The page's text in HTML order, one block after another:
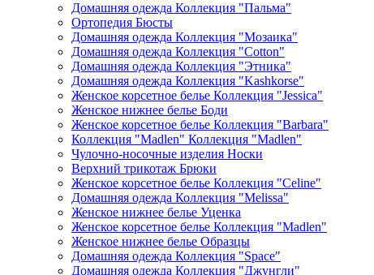
Домашняя одежда Коллекция "Пальма"
Ортопедия Бюсты
Домашняя одежда Коллекция "Мозаика"
Домашняя одежда Коллекция "Cotton"
Домашняя одежда Коллекция "Этника"
Домашняя одежда Коллекция "Kashkorse"
Женское корсетное белье Коллекция "Jessica"
Женское нижнее белье Боди
Женское корсетное белье Коллекция "Barbara"
Коллекция "Madlen" Коллекция "Madlen"
Чулочно-носочные изделия Носки
Верхний трикотаж Брюки
Женское корсетное белье Коллекция "Celine"
Домашняя одежда Коллекция "Melissa"
Женское нижнее белье Уценка
Женское корсетное белье Коллекция "Madlen"
Женское нижнее белье Образцы
Домашняя одежда Коллекция "Space"
Домашняя одежда Коллекция "Джунгли"